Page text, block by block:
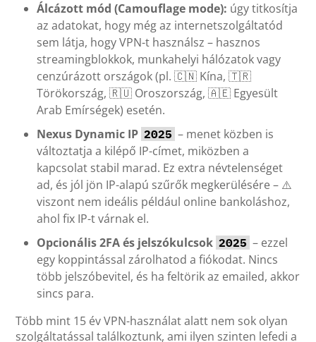
Álcázott mód (Camouflage mode): úgy titkosítja
az adatokat, hogy még az internetszolgáltatód
sem látja, hogy VPN-t használsz – hasznos
streamingblokkok, munkahelyi hálózatok vagy
cenzúrázott országok (pl. 🇨🇳 Kína, 🇹🇷
Törökország, 🇷🇺 Oroszország, 🇦🇪 Egyesült
Arab Emírségek) esetén.
Nexus Dynamic IP 2025 – menet közben is
változtatja a kilépő IP-címet, miközben a
kapcsolat stabil marad. Ez extra névtelenséget
ad, és jól jön IP-alapú szűrők megkerülésére – ⚠️
viszont nem ideális például online bankoláshoz,
ahol fix IP-t várnak el.
Opcionális 2FA és jelszókulcsok 2025 – ezzel
egy koppintással zárolhatod a fiókodat. Nincs
több jelszóbevitel, és ha feltörik az emailed, akkor
sincs para.
Több mint 15 év VPN-használat alatt nem sok olyan
szolgáltatással találkoztunk, ami ilyen szinten lefedi a